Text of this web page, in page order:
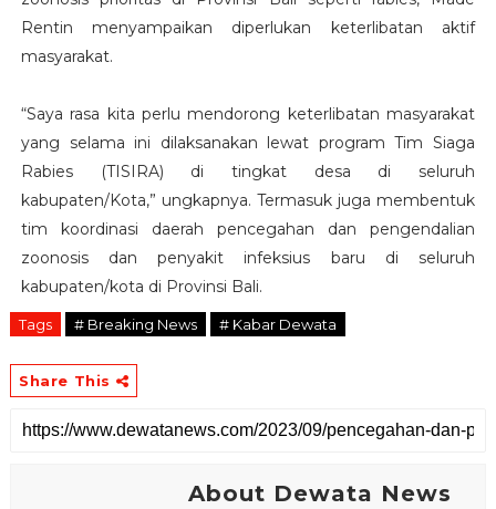
Rentin menyampaikan diperlukan keterlibatan aktif
masyarakat.
“Saya rasa kita perlu mendorong keterlibatan masyarakat
yang selama ini dilaksanakan lewat program Tim Siaga
Rabies (TISIRA) di tingkat desa di seluruh
kabupaten/Kota,” ungkapnya. Termasuk juga membentuk
tim koordinasi daerah pencegahan dan pengendalian
zoonosis dan penyakit infeksius baru di seluruh
kabupaten/kota di Provinsi Bali.
Tags # Breaking News # Kabar Dewata
Share This
About Dewata News